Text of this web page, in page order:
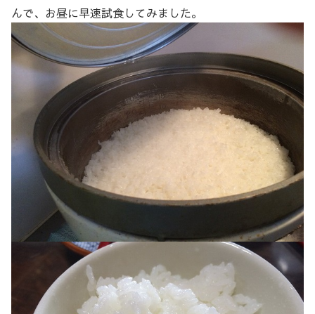
んで、お昼に早速試食してみました。